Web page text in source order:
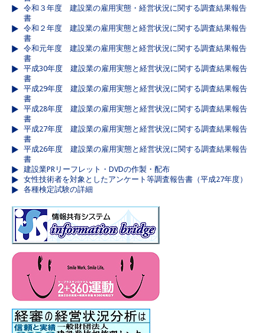
令和３年度 建設業の雇用実態・経営状況に関する調査結果報告
書
令和２年度 建設業の雇用実態と経営状況に関する調査結果報告
書
令和元年度 建設業の雇用実態と経営状況に関する調査結果報告
書
平成30年度 建設業の雇用実態と経営状況に関する調査結果報告
書
平成29年度 建設業の雇用実態と経営状況に関する調査結果報告
書
平成28年度 建設業の雇用実態と経営状況に関する調査結果報告
書
平成27年度 建設業の雇用実態と経営状況に関する調査結果報告
書
平成26年度 建設業の雇用実態と経営状況に関する調査結果報告
書
建設業PRリーフレット・DVDの作製・配布
女性技術者を対象としたアンケート等調査報告書（平成27年度）
各種検定試験の詳細